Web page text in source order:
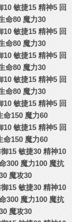
10 敏捷15 精神5 回
命80 魔力30
10 敏捷15 精神5 回
命80 魔力30
10 敏捷15 精神5 回
命80 魔力30
10 敏捷15 精神5 回
命80 魔力30
10 敏捷15 精神5 回
命150 魔力60
10 敏捷15 精神5 回
命150 魔力60
15 敏捷30 精神10
300 魔力100 魔抗
魔攻30
15 敏捷30 精神10
300 魔力100 魔抗
魔攻30